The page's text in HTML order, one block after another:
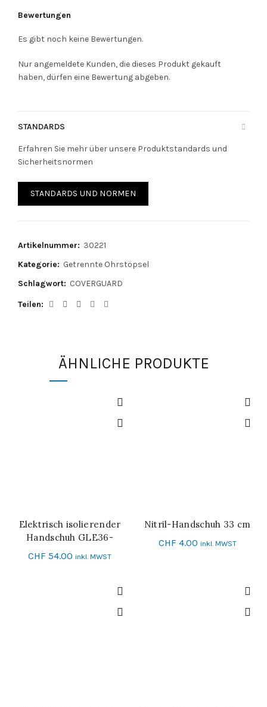
Bewertungen
Es gibt noch keine Bewertungen.
Nur angemeldete Kunden, die dieses Produkt gekauft
haben, dürfen eine Bewertung abgeben.
STANDARDS
Erfahren Sie mehr über unsere Produktstandards und
Sicherheitsnormen
STANDARDS UND NORMEN
Artikelnummer: 30221
Kategorie: Getrennte Ohrstöpsel
Schlagwort: COVERGUARD
Teilen
ÄHNLICHE PRODUKTE
SCHNELL-EINKAUF
Elektrisch isolierender
Handschuh GLE36-
00_CLASS 00
CHF 54.00 inkl. MWST
SCHNELL-EINKAUF
Nitril-Handschuh 33 cm
CHF 4.00 inkl. MWST